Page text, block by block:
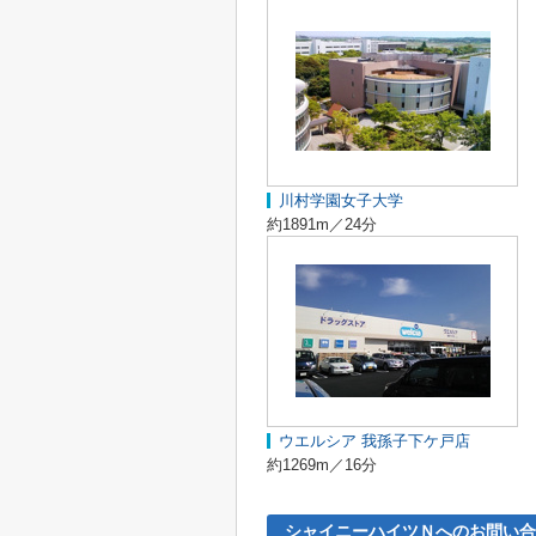
川村学園女子大学
約1891m／24分
ウエルシア 我孫子下ケ戸店
約1269m／16分
シャイニーハイツＮへのお問い